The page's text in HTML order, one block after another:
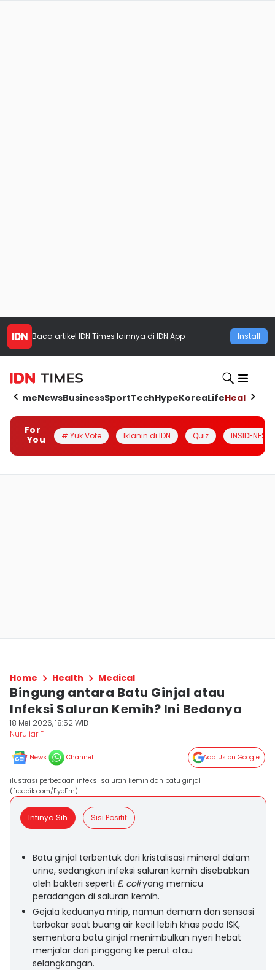
Baca artikel IDN Times lainnya di IDN App Install
HomeNewsBusinessSportTechHypeKoreaLifeHealth
For
You
# Yuk Vote Iklanin di IDN Quiz INSIDENESIA
Home Health Medical
Bingung antara Batu Ginjal atau
Infeksi Saluran Kemih? Ini Bedanya
18 Mei 2026, 18:52 WIB
Nuruliar F
News Channel Add Us on Google
ilustrasi perbedaan infeksi saluran kemih dan batu ginjal
(freepik.com/EyeEm)
Intinya Sih Sisi Positif
Batu ginjal terbentuk dari kristalisasi mineral dalam
urine, sedangkan infeksi saluran kemih disebabkan
oleh bakteri seperti E. coliyang memicu
peradangan di saluran kemih.
Gejala keduanya mirip, namun demam dan sensasi
terbakar saat buang air kecil lebih khas pada ISK,
sementara batu ginjal menimbulkan nyeri hebat
menjalar dari pinggang ke perut atau
selangkangan.